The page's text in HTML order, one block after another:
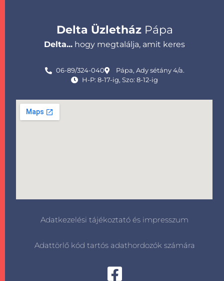
Delta ÜzletházPápa
Delta... hogy megtalálja, amit keres
06-89/324-040
Pápa, Ady sétány 4/a.
H-P: 8-17-ig, Szo: 8-12-ig
Adatkezelési tájékoztató és impresszum
Adattörlő kód tartós adathordozók számára